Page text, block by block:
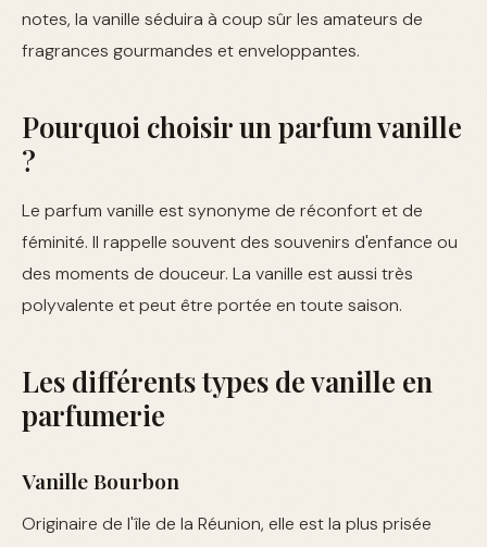
notes, la vanille séduira à coup sûr les amateurs de
fragrances gourmandes et enveloppantes.
Pourquoi choisir un parfum vanille
?
Le parfum vanille est synonyme de réconfort et de
féminité. Il rappelle souvent des souvenirs d'enfance ou
des moments de douceur. La vanille est aussi très
polyvalente et peut être portée en toute saison.
Les différents types de vanille en
parfumerie
Vanille Bourbon
Originaire de l'île de la Réunion, elle est la plus prisée